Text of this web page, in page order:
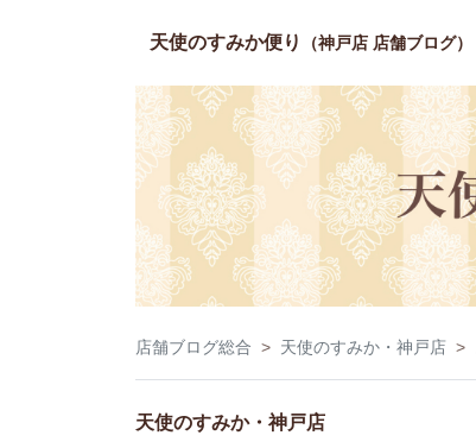
天使のすみか便り （神戸店 店舗ブログ）
店舗ブログ総合 天使のすみか・神戸店
天使のすみか・神戸店